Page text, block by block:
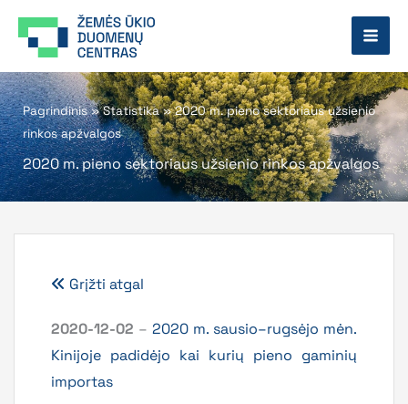
prie
Pagrindinis»Statistika»2020 m. pieno sektoriaus užsienio
rinkos apžvalgos
2020 m. pieno sektoriaus užsienio rinkos apžvalgos
Grįžti atgal
2020-12-02 – 2020 m. sausio–rugsėjo mėn.
Kinijoje padidėjo kai kurių pieno gaminių
importas